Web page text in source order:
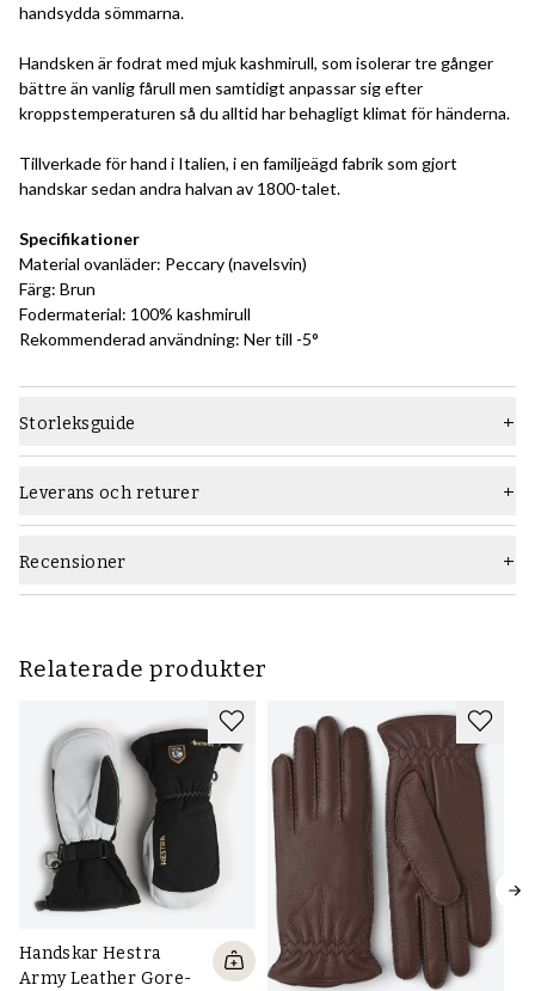
handsydda sömmarna.
Handsken är fodrat med mjuk kashmirull, som isolerar tre gånger
bättre än vanlig fårull men samtidigt anpassar sig efter
kroppstemperaturen så du alltid har behagligt klimat för händerna.
Tillverkade för hand i Italien, i en familjeägd fabrik som gjort
handskar sedan andra halvan av 1800-talet.
Specifikationer
Material ovanläder: Peccary (navelsvin)
Färg: Brun
Fodermaterial: 100% kashmirull
Rekommenderad användning: Ner till -5°
Storleksguide
Leverans och returer
Recensioner
Relaterade produkter
Handskar Hestra
Army Leather Gore-